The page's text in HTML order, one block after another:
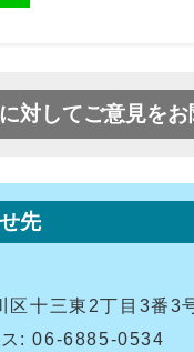
対してご意見を
先
十三東2丁目3番3
: 06-6885-0534